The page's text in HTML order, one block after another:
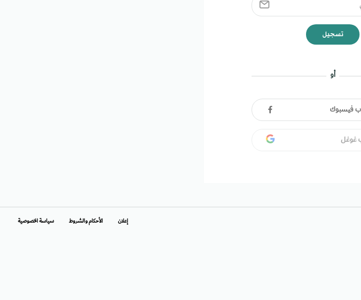
تسجيل
أو
فيسبوك
غوغل
إعلان الأحكام والشروط سياسة الخصوصية